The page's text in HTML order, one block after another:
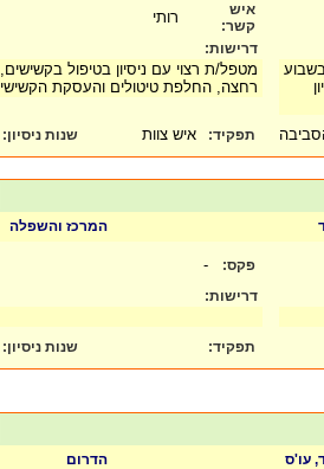
איש
קשר:
רותי
העבודה היא 5 ימים בשבוע
דרישות:
מטפל/ת רצוי עם ניסיון בטיפול
רחצה, החלפת טיטולים והעסקת
תפקיד: איש צוות שנות ניסיון:
המרכז והשפלה
פקס: -
דרישות:
תפקיד: שנות ניסיון:
עו'ס הדרום